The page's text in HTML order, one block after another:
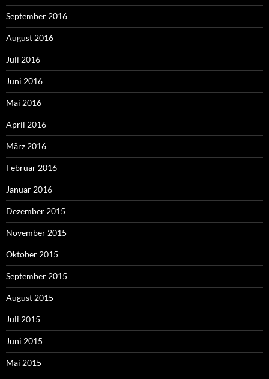
September 2016
August 2016
Juli 2016
Juni 2016
Mai 2016
April 2016
März 2016
Februar 2016
Januar 2016
Dezember 2015
November 2015
Oktober 2015
September 2015
August 2015
Juli 2015
Juni 2015
Mai 2015